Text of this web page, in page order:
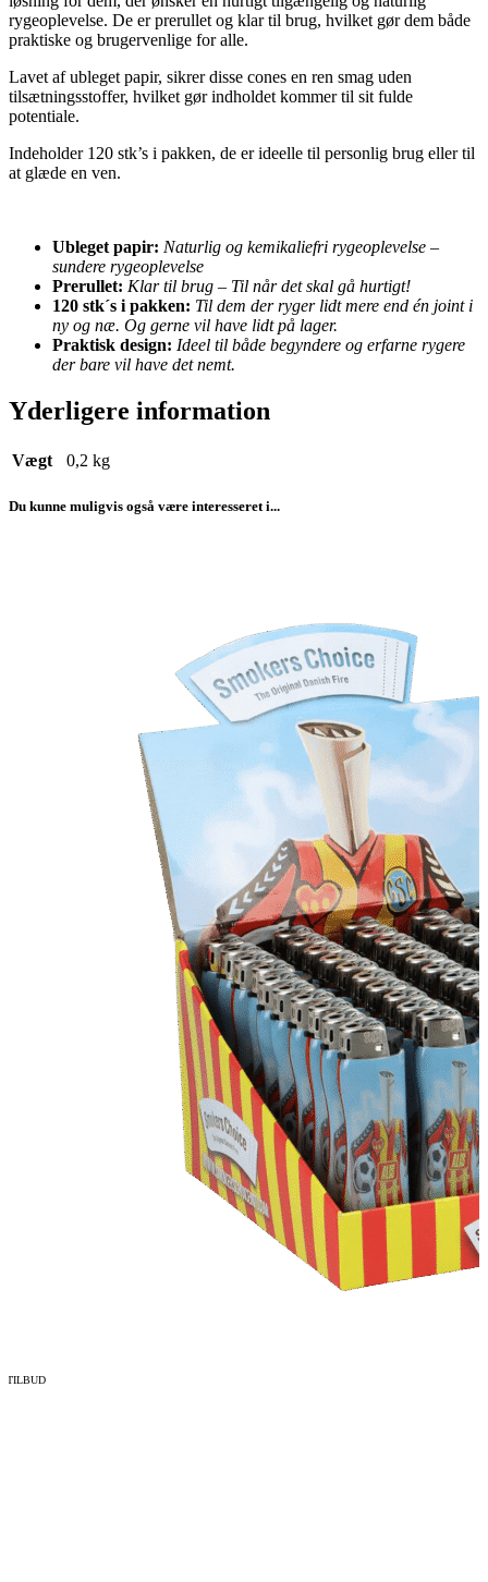
rygeoplevelse. De er prerullet og klar til brug, hvilket gør dem både
praktiske og brugervenlige for alle.
Lavet af ubleget papir, sikrer disse cones en ren smag uden
tilsætningsstoffer, hvilket gør indholdet kommer til sit fulde
potentiale.
Indeholder 120 stk’s i pakken, de er ideelle til personlig brug eller til
at glæde en ven.
Ubleget papir: Naturlig og kemikaliefri rygeoplevelse –
sundere rygeoplevelse
Prerullet: Klar til brug – Til når det skal gå hurtigt!
120 stk´s i pakken: Til dem der ryger lidt mere end én joint i
ny og næ. Og gerne vil have lidt på lager.
Praktisk design: Ideel til både begyndere og erfarne rygere
der bare vil have det nemt.
Yderligere information
Vægt 0,2 kg
Du kunne muligvis også være interesseret i...
TILBUD